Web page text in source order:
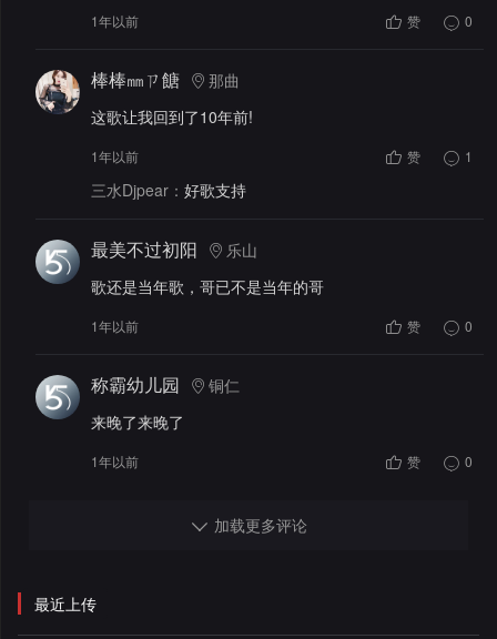
1年以前 赞 0
棒棒㎜ㄗ餹
那曲
这歌让我回到了10年前!
1年以前 赞 1
三水Djpear： 好歌支持
最美不过初阳
乐山
歌还是当年歌，哥已不是当年的哥
1年以前 赞 0
称霸幼儿园
铜仁
来晚了来晚了
1年以前 赞 0
加载更多评论
最近上传